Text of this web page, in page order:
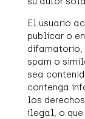
El usuario
publicar o
difamatorio,
spam o
sea
contenga
los
ilegal, o que